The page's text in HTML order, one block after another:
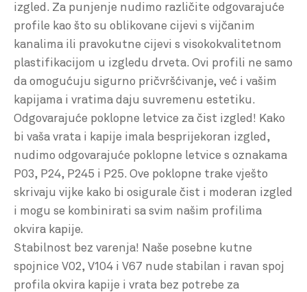
izgled. Za punjenje nudimo različite odgovarajuće
profile kao što su oblikovane cijevi s vijčanim
kanalima ili pravokutne cijevi s visokokvalitetnom
plastifikacijom u izgledu drveta. Ovi profili ne samo
da omogućuju sigurno pričvršćivanje, već i vašim
kapijama i vratima daju suvremenu estetiku.
Odgovarajuće poklopne letvice za čist izgled! Kako
bi vaša vrata i kapije imala besprijekoran izgled,
nudimo odgovarajuće poklopne letvice s oznakama
P03, P24, P245 i P25. Ove poklopne trake vješto
skrivaju vijke kako bi osigurale čist i moderan izgled
i mogu se kombinirati sa svim našim profilima
okvira kapije.
Stabilnost bez varenja! Naše posebne kutne
spojnice V02, V104 i V67 nude stabilan i ravan spoj
profila okvira kapije i vrata bez potrebe za